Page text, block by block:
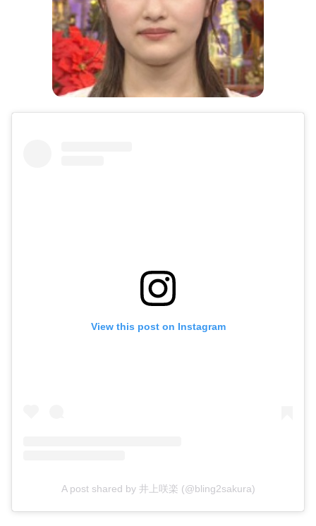
View this post on Instagram
A post shared by 井上咲楽 (@bling2sakura)